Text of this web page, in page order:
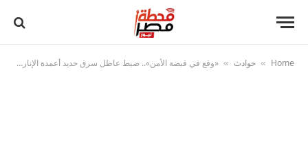
Home
» حوادث » «وقع في قبضة الأمن».. ضبط عاطل سرق حديد أعمدة الإنارة وباعة لتاجر خردة بالإسماعيلية